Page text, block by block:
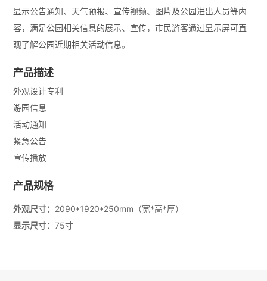
显示公告通知、天气预报、宣传视频、图片及公园进出人员等内
容，满足公园相关信息的展示、宣传，市民游客通过显示屏可直
观了解公园近期相关活动信息。
产品描述
外观设计专利
游园信息
活动通知
紧急公告
宣传播放
产品规格
外观尺寸： 2090*1920*250mm（宽*高*厚）
显示尺寸：75寸